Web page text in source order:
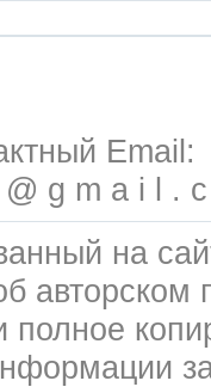
Email:
g m a i l .
на
авторском
полное